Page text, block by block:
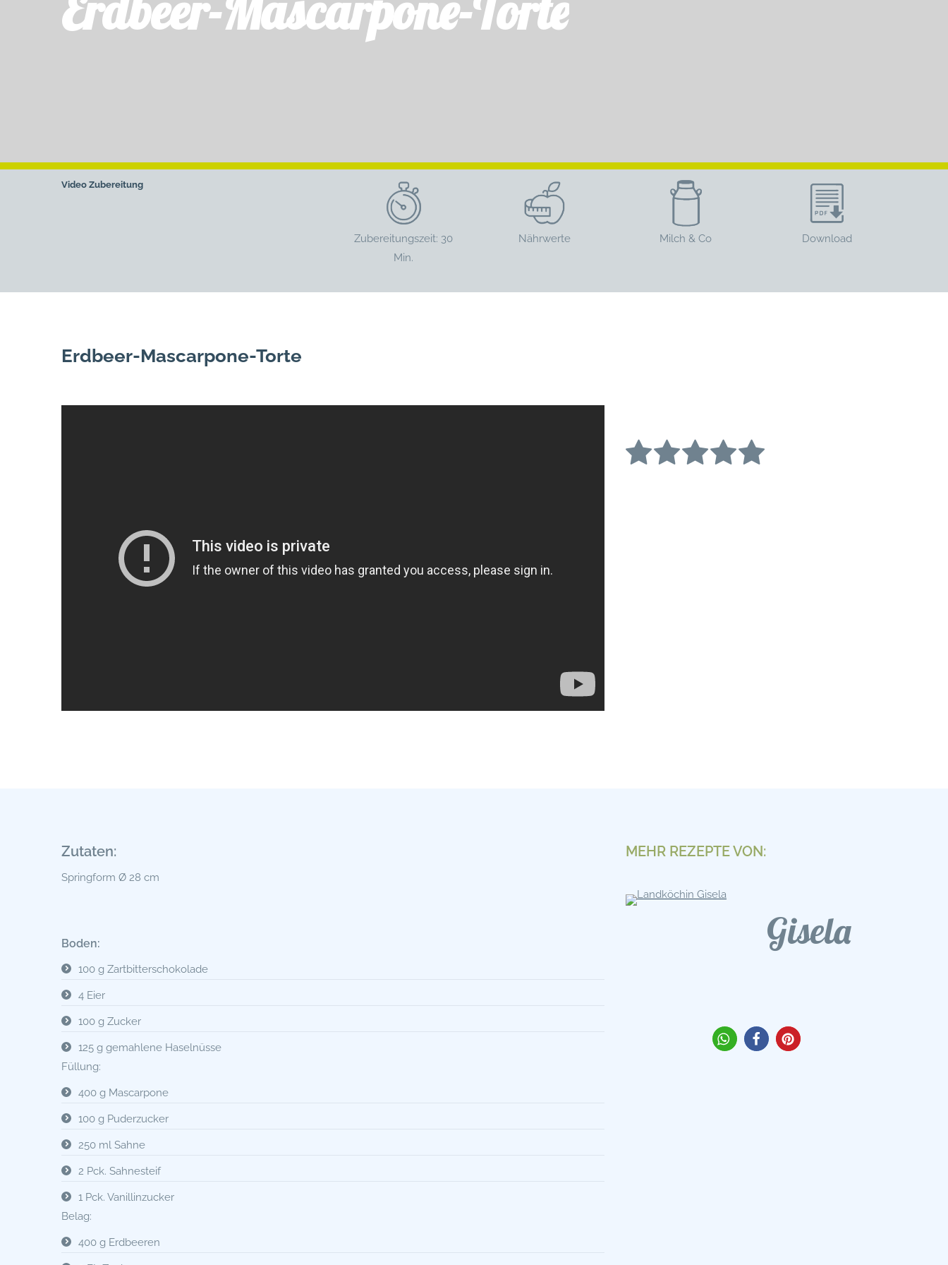
Video Zubereitung
Zubereitungszeit: 30
Min.
Nährwerte Milch & Co Download
Erdbeer-Mascarpone-Torte
Zutaten:
Springform Ø 28 cm
Boden:
100 g Zartbitterschokolade
4 Eier
100 g Zucker
125 g gemahlene Haselnüsse
Füllung:
400 g Mascarpone
100 g Puderzucker
250 ml Sahne
2 Pck. Sahnesteif
1 Pck. Vanillinzucker
Belag:
400 g Erdbeeren
MEHR REZEPTE VON:
Gisela